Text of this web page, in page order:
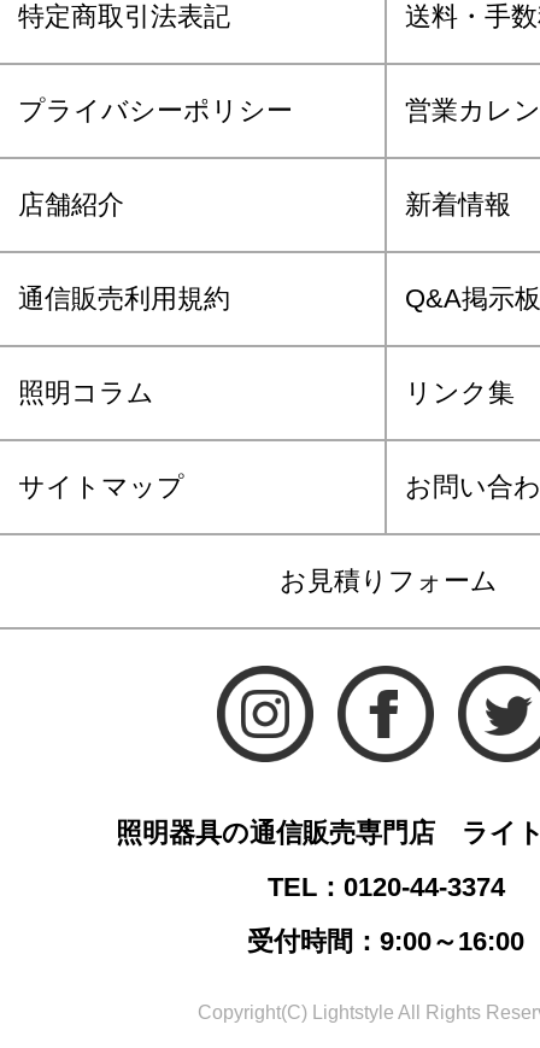
特定商取引法表記 送料・手
プライバシーポリシー 営業カレ
店舗紹介 新着情報
通信販売利用規約 Q&A掲示板
照明コラム リンク集
サイトマップ お問い合
お見積りフォーム
照明器具の通信販売専門店 ライ
TEL：0120-44-3374
受付時間：9:00～16:00
Copyright(C) Lightstyle All Rights